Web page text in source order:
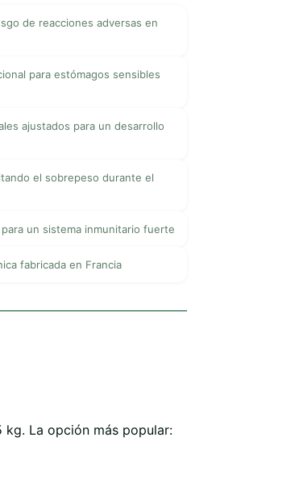
de reacciones adversas en
para estómagos sensibles
ajustados para un desarrollo
el sobrepeso durante el
un sistema inmunitario fuerte
fabricada en Francia
kg. La opción más popular: